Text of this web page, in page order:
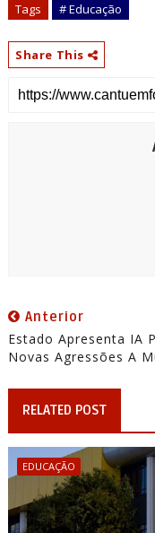
Tags # Educação
Share This
Anterior
Estado Apresenta IA
Novas Agressões A
RELATED POST
EDUCAÇÃO